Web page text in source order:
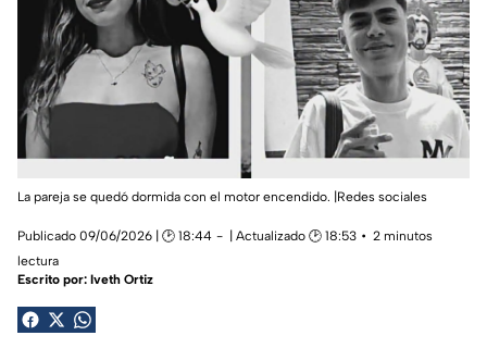
La pareja se quedó dormida con el motor encendido. |Redes sociales
Publicado 09/06/2026 | 🕑 18:44 | Actualizado 🕑 18:53
2 minutos
lectura
Escrito por: Iveth Ortiz